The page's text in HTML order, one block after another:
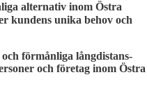
alternativ inom Östra
kundens unika behov och
förmånliga långdistans-
och företag inom Östra